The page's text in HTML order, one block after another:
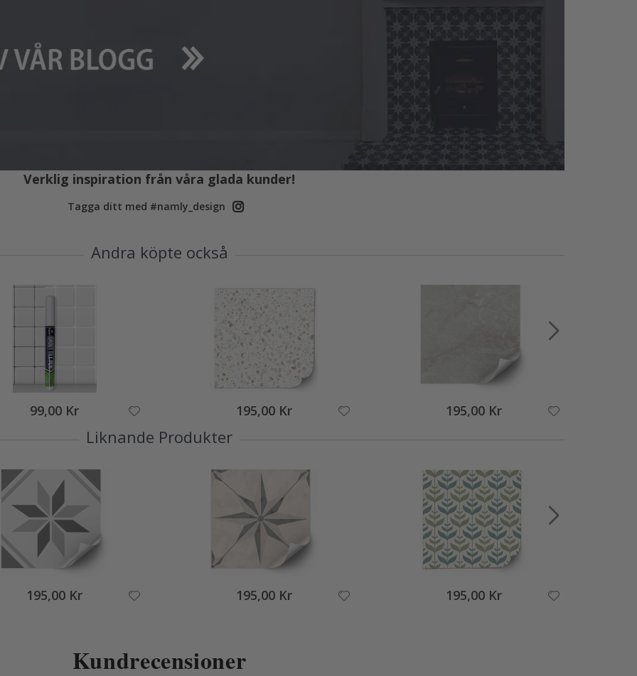
Verklig inspiration från våra glada kunder!
Tagga ditt med #namly_design
Andra köpte också
99,00 Kr 195,00 Kr 195,00 Kr
Liknande Produkter
195,00 Kr 195,00 Kr 195,00 Kr
Kundrecensioner